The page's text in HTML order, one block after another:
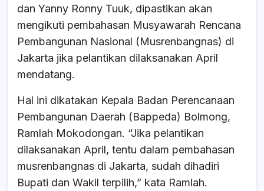
dan Yanny Ronny Tuuk, dipastikan akan
mengikuti pembahasan Musyawarah Rencana
Pembangunan Nasional (Musrenbangnas) di
Jakarta jika pelantikan dilaksanakan April
mendatang.
Hal ini dikatakan Kepala Badan Perencanaan
Pembangunan Daerah (Bappeda) Bolmong,
Ramlah Mokodongan. “Jika pelantikan
dilaksanakan April, tentu dalam pembahasan
musrenbangnas di Jakarta, sudah dihadiri
Bupati dan Wakil terpilih,” kata Ramlah.